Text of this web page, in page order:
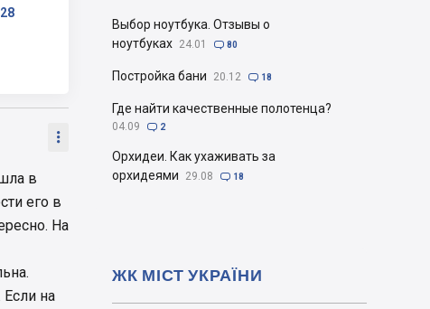

в
его в
На
на
Выбор ноутбука. Отзывы о
ноутбуках 24.01  80
Постройка бани 20.12  18
Где найти качественные полотенца?
04.09  2
Орхидеи. Как ухаживать за
орхидеями
29.08  18
ЖК МІСТ УКРАЇНИ